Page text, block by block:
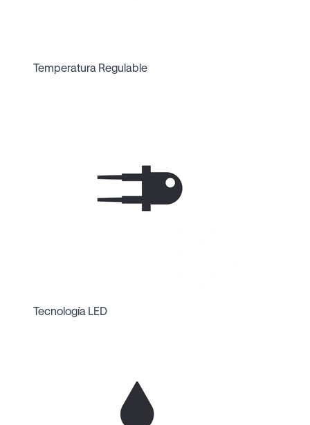
Temperatura Regulable
Tecnología LED